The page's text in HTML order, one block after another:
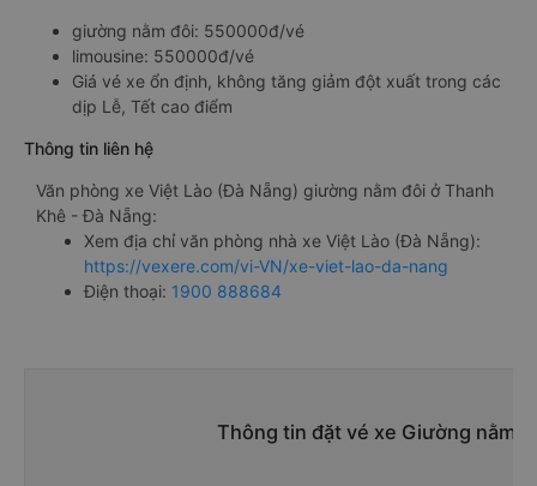
giường nằm đôi: 550000đ/vé
limousine: 550000đ/vé
Giá vé xe ổn định, không tăng giảm đột xuất trong các
dịp Lễ, Tết cao điểm
Thông tin liên hệ
Văn phòng xe Việt Lào (Đà Nẵng) giường nằm đôi ở Thanh
Khê - Đà Nẵng:
Xem địa chỉ văn phòng nhà xe Việt Lào (Đà Nẵng):
https://vexere.com/vi-VN/xe-viet-lao-da-nang
Điện thoại: 1900 888684
Thông tin đặt vé xe Giường nằm